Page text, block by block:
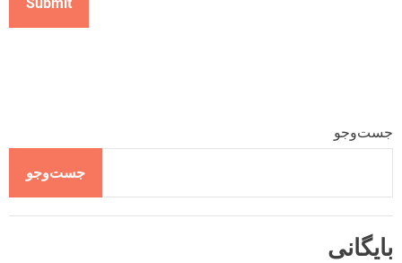
جست‌وجو
جست‌وجو
بایگانی